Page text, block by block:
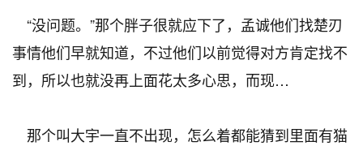
“没问题。”那个胖子很就应下了，孟诚他们找楚刃
事情他们早就知道，不过他们以前觉得对方肯定找不
到，所以也就没再上面花太多心思，而现…
那个叫大宇一直不出现，怎么着都能猜到里面有猫